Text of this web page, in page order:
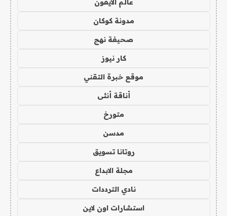
عالم الايفون
مدونة كوكان
صحيفة نهج
كار نيوز
موقع خبرة التقني
أناقة أنثى
متورخ
مدسن
روتانا تسويق
مجلة الابداع
نادي الترددات
استشارات اون لاين